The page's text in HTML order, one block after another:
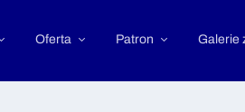
Oferta Patron Galerie